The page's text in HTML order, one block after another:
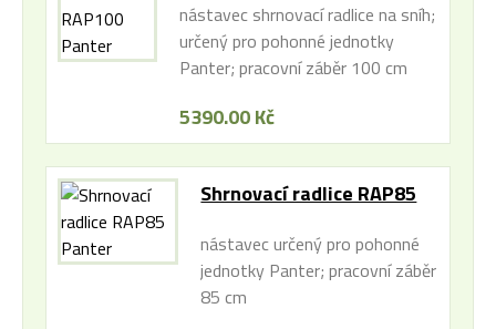
nástavec shrnovací radlice na sníh;
určený pro pohonné jednotky
Panter; pracovní záběr 100 cm
5390.00 Kč
Shrnovací radlice RAP85
nástavec určený pro pohonné
jednotky Panter; pracovní záběr
85 cm